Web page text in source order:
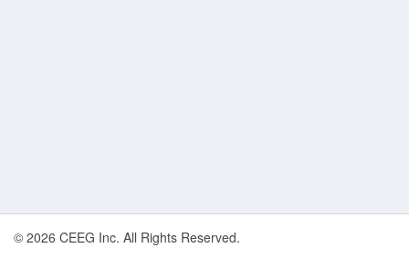
© 2026 CEEG Inc. All Rights Reserved.